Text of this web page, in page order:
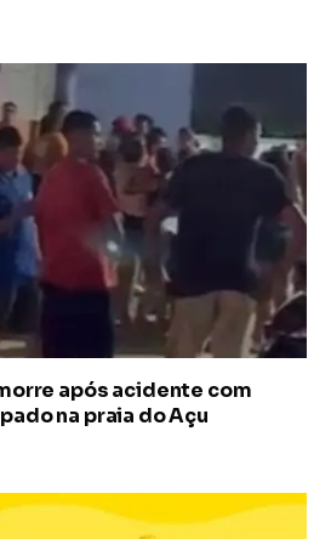
após acidente com
na praia do Açu